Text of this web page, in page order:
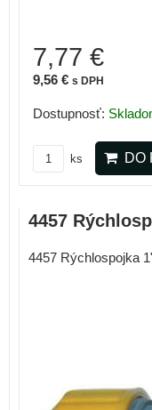
7,77 €
9,56 € s DPH
Dostupnosť:
ks DO
4457
4457 Rýchlospojka